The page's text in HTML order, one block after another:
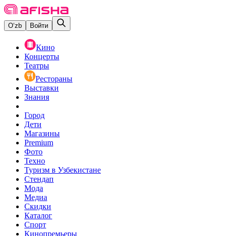
O‘zb Войти
Кино
Концерты
Театры
Рестораны
Выставки
Знания
Город
Дети
Магазины
Premium
Фото
Техно
Туризм в Узбекистане
Стендап
Мода
Медиа
Скидки
Каталог
Спорт
Кинопремьеры